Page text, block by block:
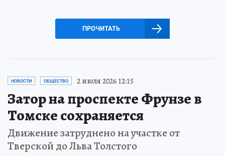
ПРОЧИТАТЬ
НОВОСТИ ОБЩЕСТВО 2 июля 2026 12:15
Затор на проспекте Фрунзе в
Томске сохраняется
Движение затруднено на участке от
Тверской до Льва Толстого